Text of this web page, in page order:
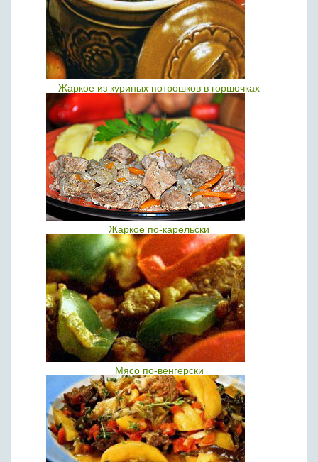
Жаркое из куриных потрошков в горшочках
Жаркое по-карельски
Мясо по-венгерски